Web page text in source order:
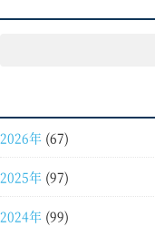
2026年 (67)
2025年 (97)
2024年 (99)